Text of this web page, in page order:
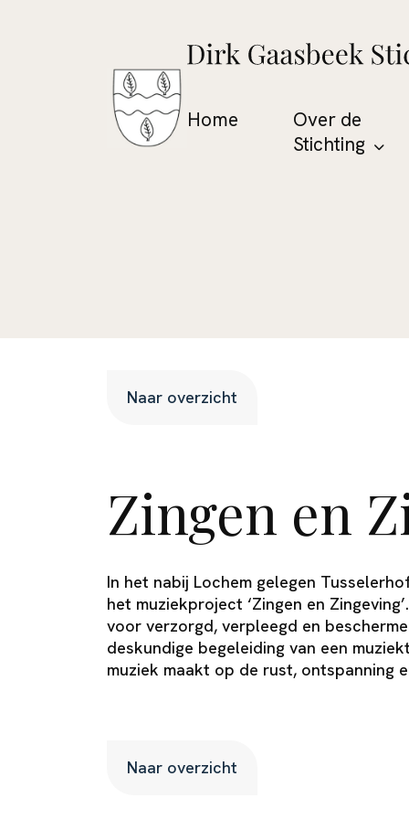
Home
Over de
Stichting
Naar overzicht
Zingen en
In het nabij Lochem gelegen
het muziekproject ‘Zingen en
voor verzorgd, verpleegd en
deskundige begeleiding van een
muziek maakt op de rust, ontspanning
Naar overzicht